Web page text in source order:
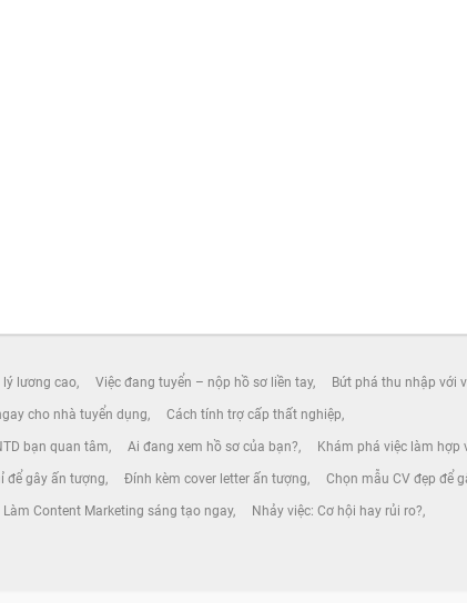
lý lương cao Việc đang tuyển – nộp hồ sơ liền tay Bứt phá thu nhập với
cho nhà tuyển dụng Cách tính trợ cấp thất nghiệp
bạn quan tâm Ai đang xem hồ sơ của bạn? Khám phá việc làm hợp
để gây ấn tượng Đính kèm cover letter ấn tượng Chọn mẫu CV đẹp để
Làm Content Marketing sáng tạo ngay Nhảy việc: Cơ hội hay rủi ro?